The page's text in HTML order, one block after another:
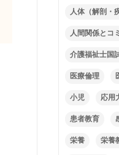
人体（解剖・
人間関係とコ
介護福祉士国
医療倫理
小児 応用
患者教育
栄養 栄養